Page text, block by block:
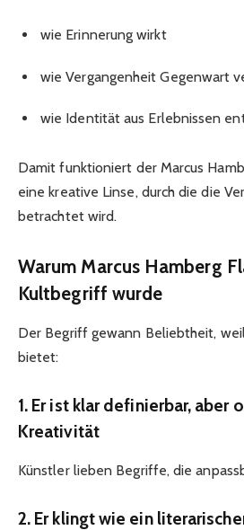
wie Erinnerung wirkt
wie Vergangenheit Gegenwart
wie Identität aus Erlebnissen
Damit funktioniert der Marcus
eine kreative Linse, durch die die
betrachtet wird.
Warum Marcus Hamberg
Kultbegriff wurde
Der Begriff gewann Beliebtheit,
bietet:
1. Er ist klar definierbar, aber
Kreativität
Künstler lieben Begriffe, die
2. Er klingt wie ein